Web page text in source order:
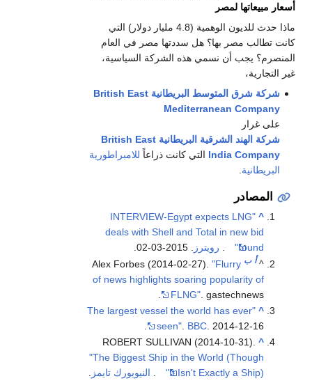
أسعار مبيعاتها لمصر
ماذا حدث للديون الوهمية (4.8 مليار دولار) التي
كانت تطالب مصر بها؟ هل سددتها مصر في العام
المنصرم؟ يجب أن نسمي هذه الشركة السياسية،
غير التجارية،
شركة شرق المتوسط البريطانية British East
Mediterranean Company
على غرار
شركة الهند الشرقية البريطانية British East
India Company التي كانت ذراعاً للامبراطورية
البريطانية
المصادر
^
"INTERVIEW-Egypt expects LNG
deals with Shell and Total in new bid
round"
. رويترز . 2015-03-02.
^أ ب Alex Forbes (2014-02-27)."Flurry
of news highlights soaring popularity of
FLNG" . gastechnews.
^
"The largest vessel the world has ever
seen" BBC . 2014-12-16.
^
ROBERT SULLIVAN (2014-10-31).
"The Biggest Ship in the World (Though
It Isn't Exactly a Ship)"
. النيويورك تايمز .